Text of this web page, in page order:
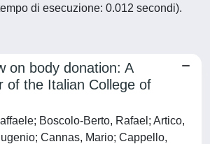
di esecuzione: 0.012 secondi).
on body donation: A
of the Italian College of
Boscolo-Berto, Rafael; Artico,
Cannas, Mario; Cappello,